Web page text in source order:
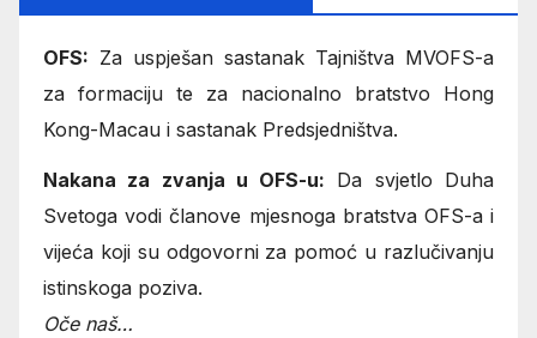
OFS: Za uspješan sastanak Tajništva MVOFS-a
za formaciju te za nacionalno bratstvo Hong
Kong-Macau i sastanak Predsjedništva.
Nakana za zvanja u OFS-u: Da svjetlo Duha
Svetoga vodi članove mjesnoga bratstva OFS-a i
vijeća koji su odgovorni za pomoć u razlučivanju
istinskoga poziva.
Oče naš…